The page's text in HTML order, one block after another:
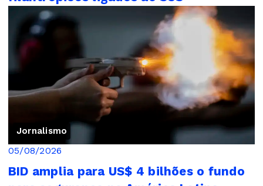
Jornalismo
05/08/2026
BID amplia para US$ 4 bilhões o fundo